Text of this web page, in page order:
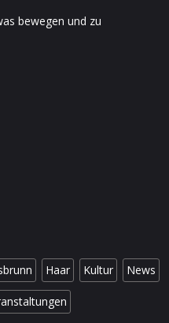
bewegen und zu
Haar Kultur News